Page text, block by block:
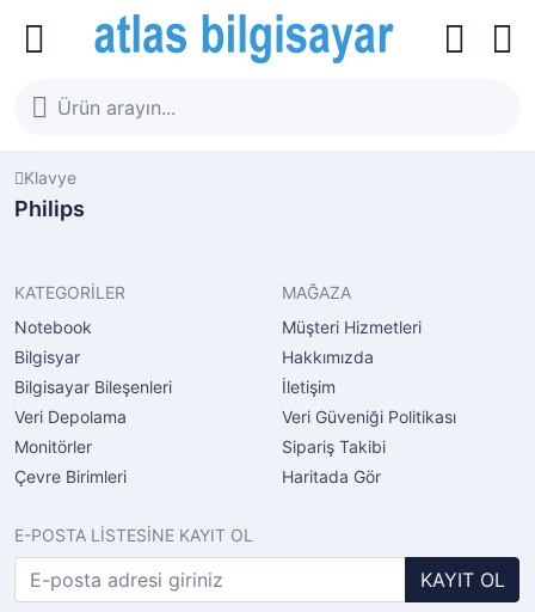
Klavye
Philips
KATEGORİLER
Notebook
Bilgisyar
Bilgisayar Bileşenleri
Veri Depolama
Monitörler
Çevre Birimleri
MAĞAZA
Müşteri Hizmetleri
Hakkımızda
İletişim
Veri Güveniği Politikası
Sipariş Takibi
Haritada Gör
E-POSTA LİSTESİNE KAYIT OL
KAYIT OL